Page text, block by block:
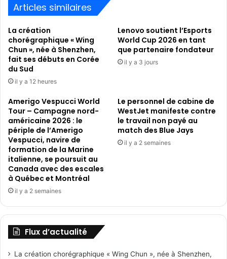
Sport
Articles similaires
La création
chorégraphique « Wing
Chun », née à Shenzhen,
fait ses débuts en Corée
du Sud
il y a 12 heures
Lenovo soutient l’Esports
World Cup 2026 en tant
que partenaire fondateur
il y a 3 jours
Amerigo Vespucci World
Tour – Campagne nord-
américaine 2026 : le
périple de l’Amerigo
Vespucci, navire de
formation de la Marine
italienne, se poursuit au
Canada avec des escales
à Québec et Montréal
il y a 2 semaines
Le personnel de cabine de
WestJet manifeste contre
le travail non payé au
match des Blue Jays
il y a 2 semaines
Flux d’actualité
La création chorégraphique « Wing Chun », née à Shenzhen,